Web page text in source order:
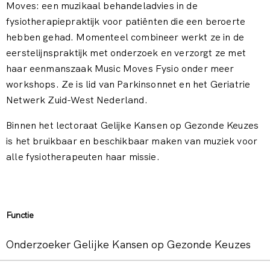
Moves: een muzikaal behandeladvies in de
fysiotherapiepraktijk voor patiënten die een beroerte
hebben gehad. Momenteel combineer werkt ze in de
eerstelijnspraktijk met onderzoek en verzorgt ze met
haar eenmanszaak Music Moves Fysio onder meer
workshops. Ze is lid van Parkinsonnet en het Geriatrie
Netwerk Zuid-West Nederland.
Binnen het lectoraat Gelijke Kansen op Gezonde Keuzes
is het bruikbaar en beschikbaar maken van muziek voor
alle fysiotherapeuten haar missie.
Functie
Onderzoeker Gelijke Kansen op Gezonde Keuzes